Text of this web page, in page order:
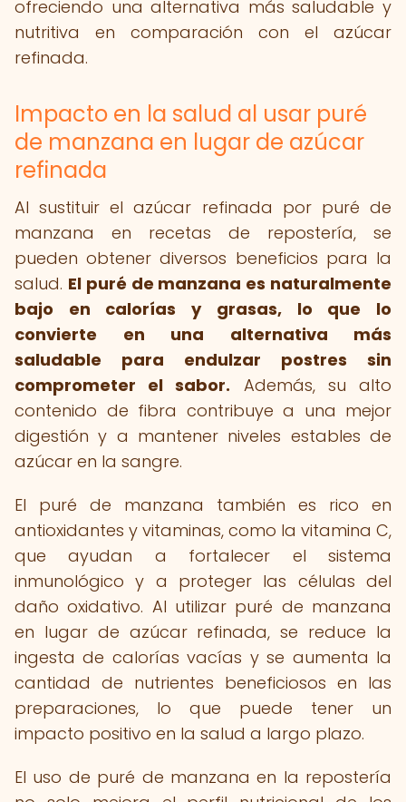
ofreciendo una alternativa más saludable y
nutritiva en comparación con el azúcar
refinada.
Impacto en la salud al usar puré
de manzana en lugar de azúcar
refinada
Al sustituir el azúcar refinada por puré de
manzana en recetas de repostería, se
pueden obtener diversos beneficios para la
salud. El puré de manzana es naturalmente
bajo en calorías y grasas, lo que lo
convierte en una alternativa más
saludable para endulzar postres sin
comprometer el sabor. Además, su alto
contenido de fibra contribuye a una mejor
digestión y a mantener niveles estables de
azúcar en la sangre.
El puré de manzana también es rico en
antioxidantes y vitaminas, como la vitamina C,
que ayudan a fortalecer el sistema
inmunológico y a proteger las células del
daño oxidativo. Al utilizar puré de manzana
en lugar de azúcar refinada, se reduce la
ingesta de calorías vacías y se aumenta la
cantidad de nutrientes beneficiosos en las
preparaciones, lo que puede tener un
impacto positivo en la salud a largo plazo.
El uso de puré de manzana en la repostería